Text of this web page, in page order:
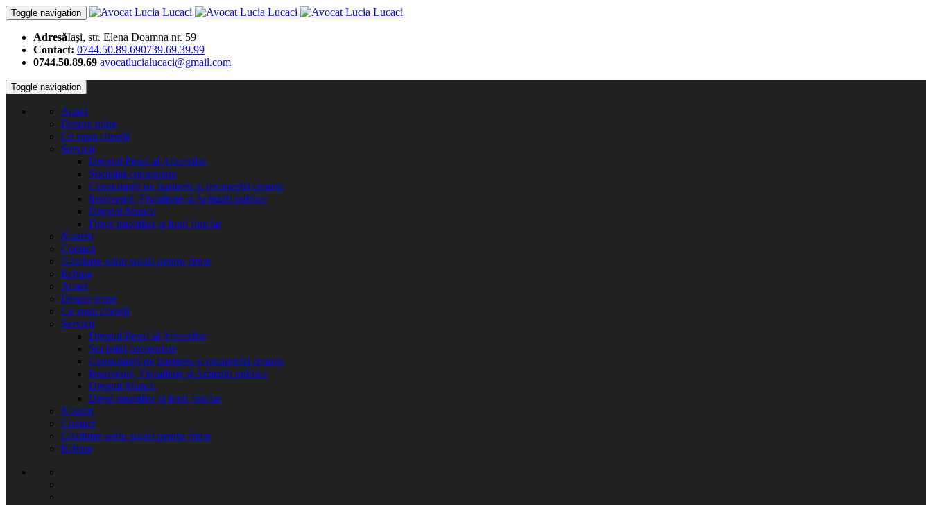
Toggle navigation
AdresăIaşi, str. Elena Doamna nr. 59
Contact: 0744.50.89.690739.69.39.99
0744.50.89.69 avocatlucialucaci@gmail.com
Toggle navigation
Acasă
Despre mine
Ce spun clienții
Servicii
Dreptul Penal al Afacerilor
Societăţi comerciale
Consultanţă de business şi recuperări creanţe
Insolvenţă, Fiscalitate şi Achiziţii publice
Dreptul Muncii
Drept imobiliar şi fond funciar
Noutăți
Contact
Găzduire sediu social pentru firme
Echipa
Acasă
Despre mine
Ce spun clienții
Servicii
Dreptul Penal al Afacerilor
Societăţi comerciale
Consultanţă de business şi recuperări creanţe
Insolvenţă, Fiscalitate şi Achiziţii publice
Dreptul Muncii
Drept imobiliar şi fond funciar
Noutăți
Contact
Găzduire sediu social pentru firme
Echipa